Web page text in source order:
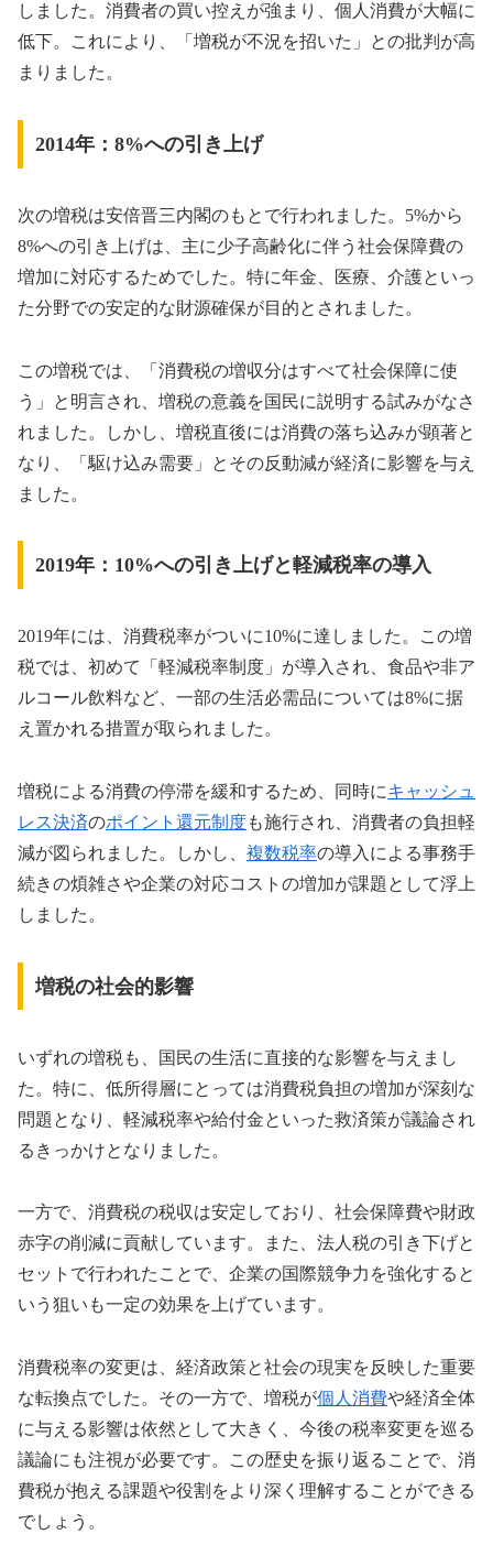
しました。消費者の買い控えが強まり、個人消費が大幅に
低下。これにより、「増税が不況を招いた」との批判が高
まりました。
2014年：8%への引き上げ
次の増税は安倍晋三内閣のもとで行われました。5%から
8%への引き上げは、主に少子高齢化に伴う社会保障費の
増加に対応するためでした。特に年金、医療、介護といっ
た分野での安定的な財源確保が目的とされました。
この増税では、「消費税の増収分はすべて社会保障に使
う」と明言され、増税の意義を国民に説明する試みがなさ
れました。しかし、増税直後には消費の落ち込みが顕著と
なり、「駆け込み需要」とその反動減が経済に影響を与え
ました。
2019年：10%への引き上げと軽減税率の導入
2019年には、消費税率がついに10%に達しました。この増
税では、初めて「軽減税率制度」が導入され、食品や非ア
ルコール飲料など、一部の生活必需品については8%に据
え置かれる措置が取られました。
増税による消費の停滞を緩和するため、同時にキャッシュ
レス決済のポイント還元制度も施行され、消費者の負担軽
減が図られました。しかし、 複数税率の導入による事務手
続きの煩雑さや企業の対応コストの増加が課題として浮上
しました。
増税の社会的影響
いずれの増税も、国民の生活に直接的な影響を与えまし
た。特に、低所得層にとっては消費税負担の増加が深刻な
問題となり、軽減税率や給付金といった救済策が議論され
るきっかけとなりました。
一方で、消費税の税収は安定しており、社会保障費や財政
赤字の削減に貢献しています。また、法人税の引き下げと
セットで行われたことで、企業の国際競争力を強化すると
いう狙いも一定の効果を上げています。
消費税率の変更は、経済政策と社会の現実を反映した重要
な転換点でした。その一方で、増税が個人消費や経済全体
に与える影響は依然として大きく、今後の税率変更を巡る
議論にも注視が必要です。この歴史を振り返ることで、消
費税が抱える課題や役割をより深く理解することができる
でしょう。